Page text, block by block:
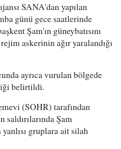
SANA'dan yapılan
günü gece saatlerinde
Şam'ın güneybatısını
askerinin ağır yaralandığı
ayrıca vurulan bölgede
belirtildi.
(SOHR) tarafından
saldırılarında Şam
yanlısı gruplara ait silah